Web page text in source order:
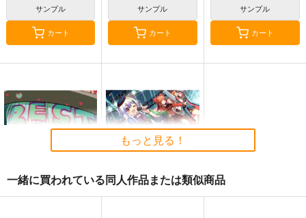
黄昏フロンティア
2,200円（税込）
カート
Scarlet Devil～
上海アリス幻樂団
1,100円（税込）
東方Project
カート
サンプル
カート
サンプル
カート
レミリア・スカーレット
サンプル
カート
もっと見る！
一緒に買われている同人作品または類似商品